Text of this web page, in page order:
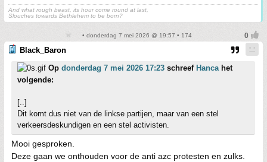
And what rough beast, its hour come round at last,
Slouches towards Bethlehem to be born?
• donderdag 7 mei 2026 @ 19:57 • 174
Black_Baron
Op donderdag 7 mei 2026 17:23 schreef Hancahet
volgende:
[..]
Dit komt dus niet van de linkse partijen, maar van een stel
verkeersdeskundigen en een stel activisten.
Mooi gesproken.
Deze gaan we onthouden voor de anti azc protesten en zulks.